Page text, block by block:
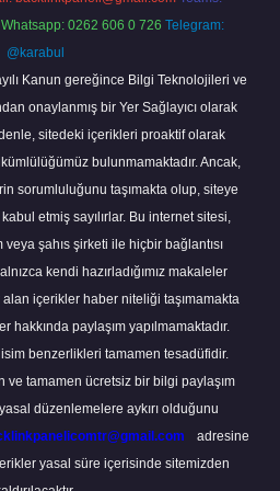
Whatsapp: 0262 606 0 726 Telegram:
@karabul
Kanun gereğince Bilgi Teknolojileri ve
onaylanmış bir Yer Sağlayıcı olarak
sitedeki içerikleri proaktif olarak
bulunmamaktadır. Ancak,
sorumluluğunu taşımakta olup, siteye
etmiş sayılırlar. Bu internet sitesi,
şahıs şirketi ile hiçbir bağlantısı
kendi hazırladığımız makaleler
alan içerikler haber niteliği taşımamakta
hakkında paylaşım yapılmamaktadır.
benzerlikleri tamamen tesadüfidir.
ve tamamen ücretsiz bir bilgi paylaşım
düzenlemelere aykırı olduğunu
adresine
yasal süre içerisinde sitemizden